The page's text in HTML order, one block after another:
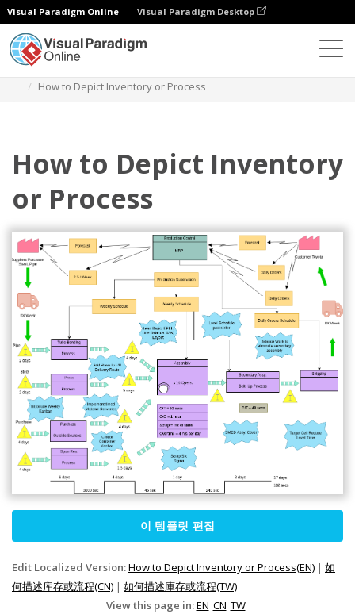
Visual Paradigm Online Visual Paradigm Desktop
How to Depict Inventory or Process
How to Depict Inventory
or Process
이 템플릿 편집
Edit Localized Version:How to Depict Inventory or Process(EN) | 如
何描述库存或流程(CN) | 如何描述庫存或流程(TW)
View this page in:EN CN TW